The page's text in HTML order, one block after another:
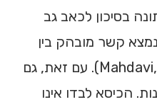
בסיכון לכאב גב
קשר מובהק בין
יושבנות לבין כאב גב (Mahdavi, 2021). עם זאת, גם
הכיסא לבדו אינו